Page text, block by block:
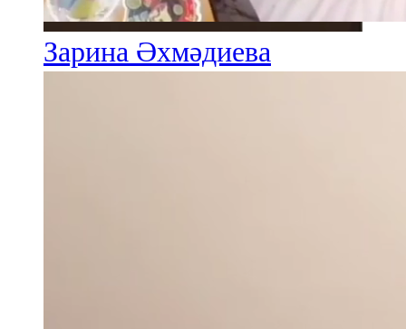
Зарина Әхмәдиева